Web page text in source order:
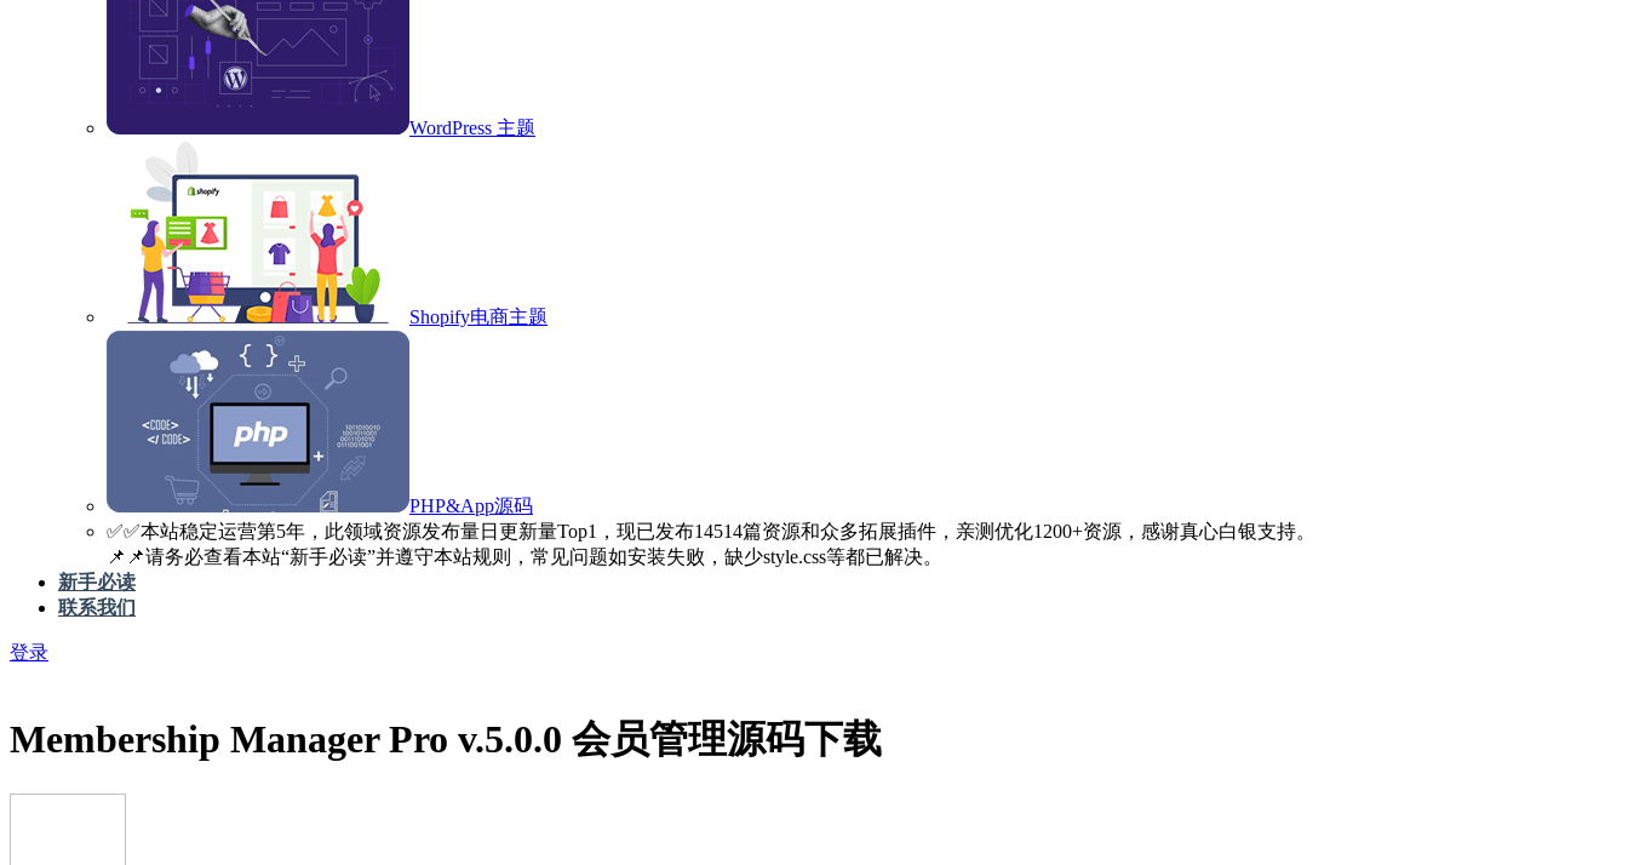
WordPress 主题
Shopify电商主题
PHP&App源码
✅️✅️本站稳定运营第5年，此领域资源发布量日更新量Top1，现已发布14514篇资源和众多拓展插件，亲测优化1200+资源，感谢真心白银支持。
📌📌请务必查看本站“新手必读”并遵守本站规则，常见问题如安装失败，缺少style.css等都已解决。
新手必读
联系我们
登录
Membership Manager Pro v.5.0.0 会员管理源码下载